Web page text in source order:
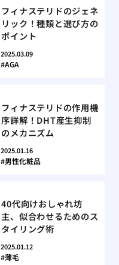
フィナステリドのジェネ
リック！種類と選び方の
ポイント
2025.03.09
AGA
フィナステリドの作用機
序詳解！DHT産生抑制
のメカニズム
2025.01.16
男性化粧品
40代向けおしゃれ坊
主、似合わせるためのス
タイリング術
2025.01.12
薄毛